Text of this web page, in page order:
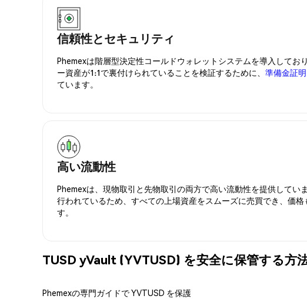
信頼性とセキュリティ
Phemexは階層型決定性コールドウォレットシステムを導入してお
ー資産が1:1で裏付けられていることを検証するために、 準備金証明
ています。
高い流動性
Phemexは、現物取引と先物取引の両方で高い流動性を提供してい
行われているため、すべての上場資産をスムーズに売買でき、価格
す。
TUSD yVault (YVTUSD) を安全に保管する方
Phemexの専門ガイドで YVTUSD を保護